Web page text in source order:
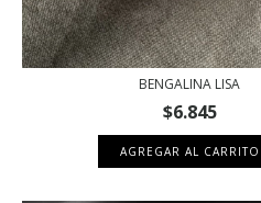
BENGALINA LISA
$6.845
AGREGAR AL CARRITO